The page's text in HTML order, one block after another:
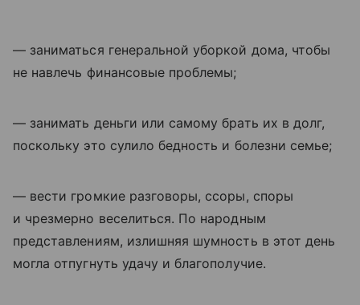
— заниматься генеральной уборкой дома, чтобы
не навлечь финансовые проблемы;
— занимать деньги или самому брать их в долг,
поскольку это сулило бедность и болезни семье;
— вести громкие разговоры, ссоры, споры
и чрезмерно веселиться. По народным
представлениям, излишняя шумность в этот день
могла отпугнуть удачу и благополучие.